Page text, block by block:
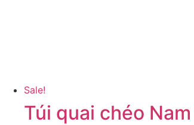
Sale!
Túi quai chéo